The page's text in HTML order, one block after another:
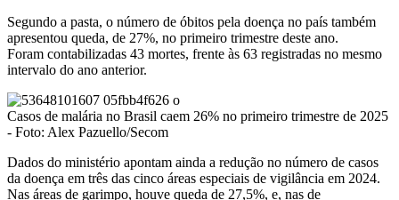
Segundo a pasta, o número de óbitos pela doença no país também
apresentou queda, de 27%, no primeiro trimestre deste ano.
Foram contabilizadas 43 mortes, frente às 63 registradas no mesmo
intervalo do ano anterior.
Casos de malária no Brasil caem 26% no primeiro trimestre de 2025
- Foto: Alex Pazuello/Secom
Dados do ministério apontam ainda a redução no número de casos
da doença em três das cinco áreas especiais de vigilância em 2024.
Nas áreas de garimpo, houve queda de 27,5%, e, nas de